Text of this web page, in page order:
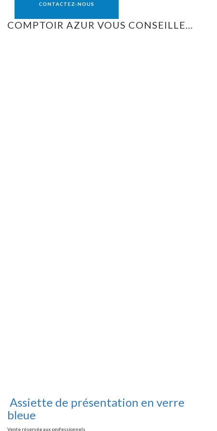
CONTACTEZ-NOUS
COMPTOIR AZUR VOUS CONSEILLE…
Assiette de présentation en verre
bleue
Vente réservée aux professionnels